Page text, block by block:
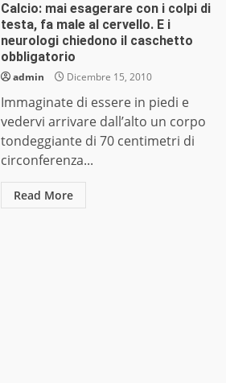
Calcio: mai esagerare con i colpi di
testa, fa male al cervello. E i
neurologi chiedono il caschetto
obbligatorio
admin Dicembre 15, 2010
Immaginate di essere in piedi e
vedervi arrivare dall’alto un corpo
tondeggiante di 70 centimetri di
circonferenza...
Read More